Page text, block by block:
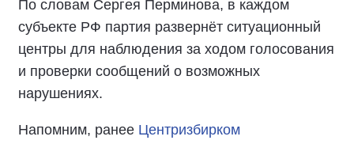
По словам Сергея Перминова, в каждом
субъекте РФ партия развернёт ситуационный
центры для наблюдения за ходом голосования
и проверки сообщений о возможных
нарушениях.
Напомним, ранее Центризбирком